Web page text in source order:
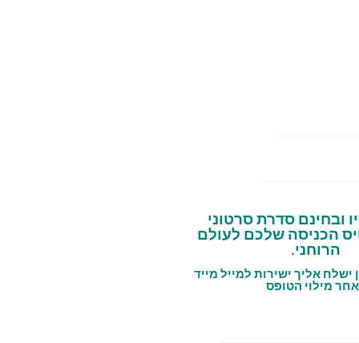
ובחינם סדרת סרטוני
הכניסה שלכם לעולם
הרוחני.
ישלח אליך ישירות למייל מייד
מילוי הטופס